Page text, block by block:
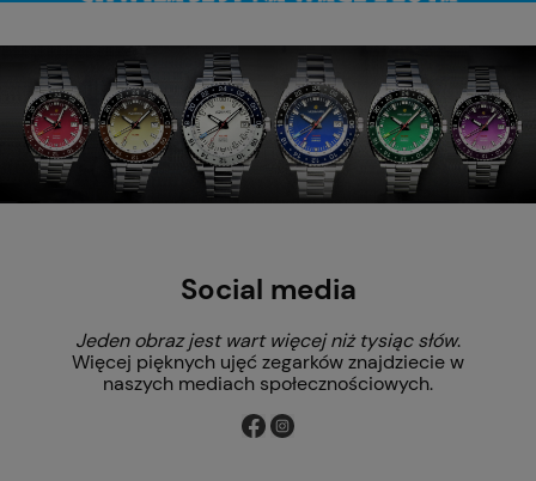
Social media
Jeden obraz jest wart więcej niż tysiąc słów.
Więcej pięknych ujęć zegarków znajdziecie w
naszych mediach społecznościowych.